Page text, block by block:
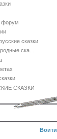
форум
сказки
ска...
СКАЗКИ
Воити